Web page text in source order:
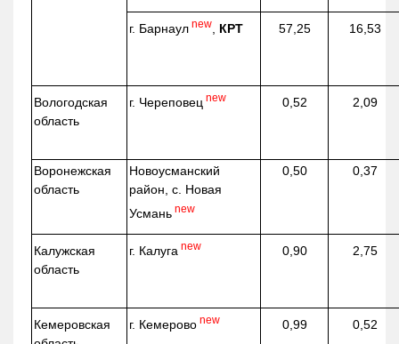
г. Барнаул new КРТ 57,25 16,53
Вологодская
область
г. Череповец new 0,52 2,09
Воронежская
область
Новоусманский
район, с. Новая
Усмань new
0,50 0,37
Калужская
область
г. Калуга new 0,90 2,75
Кемеровская
г. Кемерово new 0,99 0,52